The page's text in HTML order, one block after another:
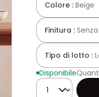
Colore : Beige
Finitura :
Tipo di lotto :
Disponibile
Quantità